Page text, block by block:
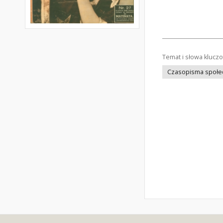
Temat i słowa
Czasopisma